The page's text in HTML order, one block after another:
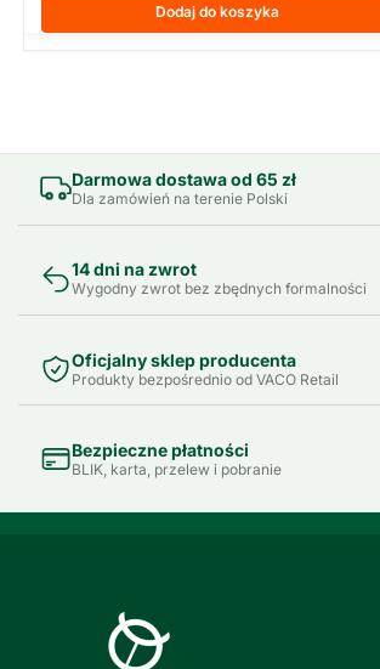
Dodaj do koszyka
Darmowa dostawa od 65 zł
Dla zamówień na terenie Polski
14 dni na zwrot
Wygodny zwrot bez zbędnych formalności
Oficjalny sklep producenta
Produkty bezpośrednio od VACO Retail
Bezpieczne płatności
BLIK, karta, przelew i pobranie